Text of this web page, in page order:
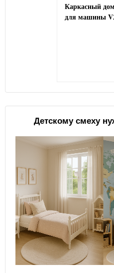
Каркасный
для машины
Детскому смеху